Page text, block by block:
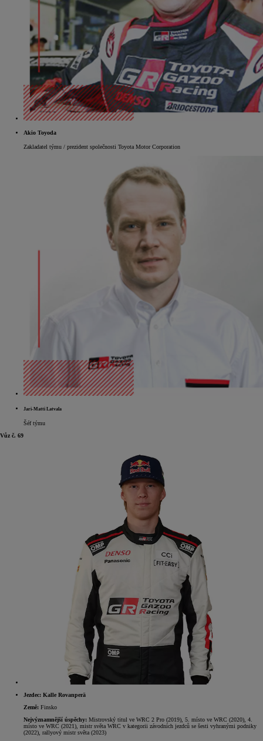
Akio Toyoda
Zakladatel týmu / prezident společnosti Toyota Motor Corporation
Jari-Matti Latvala
Šéf týmu
Vůz č. 69
Jezdec: Kalle Rovanperä
Země: Finsko
Nejvýznamnější úspěchy: Mistrovský titul ve WRC 2 Pro (2019), 5. místo ve WRC (2020), 4.
místo ve WRC (2021), mistr světa WRC v kategorii závodních jezdců se šesti vyhranými podniky
(2022), rallyový mistr světa (2023)